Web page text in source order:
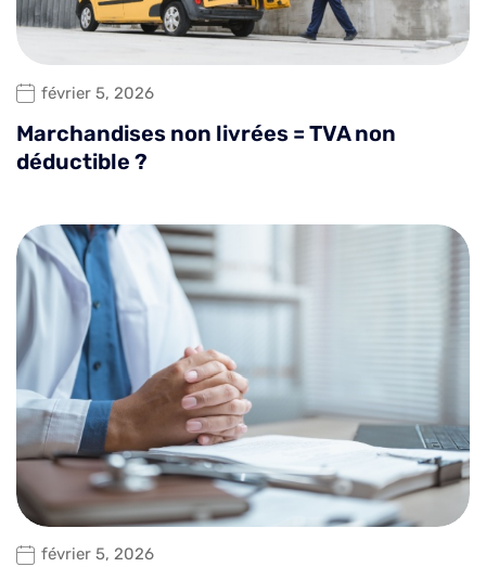
février 5, 2026
Marchandises non livrées = TVA non
déductible ?
février 5, 2026